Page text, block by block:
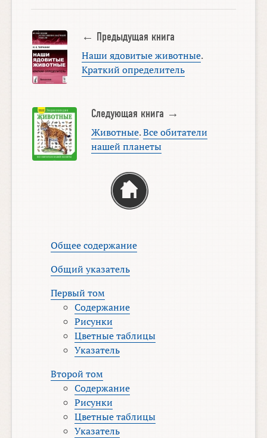
← Предыдущая книга
Наши ядовитые животные.
Краткий определитель
Следующая книга →
Животные.Все обитатели
нашей планеты
Общее содержание
Общий указатель
Первый том
Содержание
Рисунки
Цветные таблицы
Указатель
Второй том
Содержание
Рисунки
Цветные таблицы
Указатель